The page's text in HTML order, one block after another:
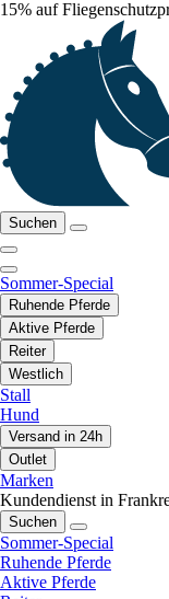
15% auf
Suchen
Sommer-Special
Ruhende Pferde
Aktive Pferde
Reiter
Westlich
Stall
Hund
Versand in 24h
Outlet
Marken
Kundendienst in
Suchen
Sommer-Special
Ruhende Pferde
Aktive Pferde